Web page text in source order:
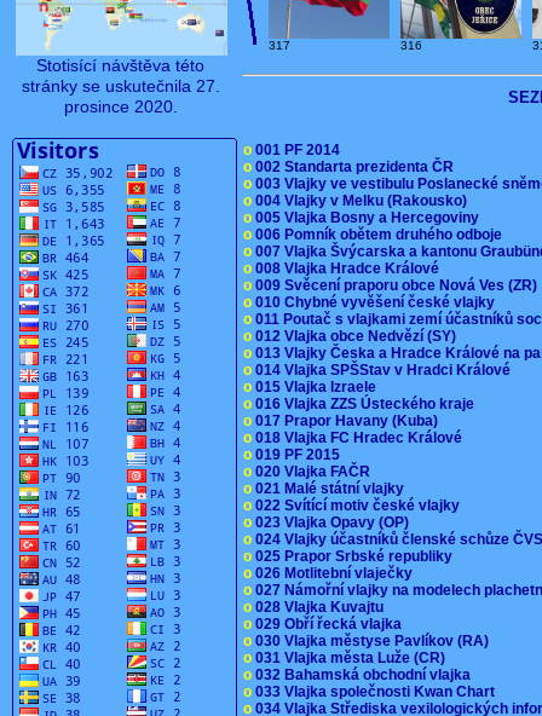
Stotisící návštěva této
stránky se uskutečnila 27.
prosince 2020.
317 316
o 001 PF 2014
o 002 Standarta prezidenta ČR
o 003 Vlajky ve vestibulu Poslanecké
o 004 Vlajky v Melku (Rakousko)
o 005 Vlajka Bosny a Hercegoviny
o 006 Pomník obětem druhého odboje
o 007 Vlajka Švýcarska a kantonu
o 008 Vlajka Hradce Králové
o 009 Svěcení praporu obce Nová Ves
o 010 Chybné vyvěšení české vlajky
o 011 Poutač s vlajkami zemí účastníků
o 012 Vlajka obce Nedvězí (SY)
o 013 Vlajky Česka a Hradce Králové na
o 014 Vlajka SPŠStav v Hradci Králové
o 015 Vlajka Izraele
o 016 Vlajka ZZS Ústeckého kraje
o 017 Prapor Havany (Kuba)
o 018 Vlajka FC Hradec Králové
o 019 PF 2015
o 020 Vlajka FAČR
o 021 Malé státní vlajky
o 022 Svítící motiv české vlajky
o 023 Vlajka Opavy (OP)
o 024 Vlajky účastníků členské schůze
o 025 Prapor Srbské republiky
o 026 Motlitební vlaječky
o 027 Námořní vlajky na modelech
o 028 Vlajka Kuvajtu
o 029 Obří řecká vlajka
o 030 Vlajka městyse Pavlíkov (RA)
o 031 Vlajka města Luže (CR)
o 032 Bahamská obchodní vlajka
o 033 Vlajka společnosti Kwan Chart
o 034 Vlajka Střediska vexilologických